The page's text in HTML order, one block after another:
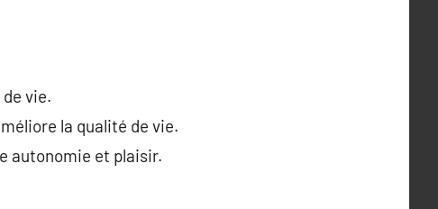
vie.
la qualité de vie.
autonomie et plaisir.